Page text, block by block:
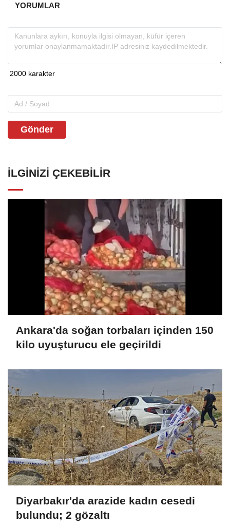
YORUMLAR
Gönder
İLGINIZI ÇEKEBILIR
Ankara'da soğan torbaları içinden 150
kilo uyuşturucu ele geçirildi
Diyarbakır'da arazide kadın cesedi
bulundu; 2 gözaltı